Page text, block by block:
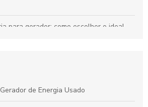
para gerador: como escolher o ideal
Preço: Descubra O Que Influencia os
de Energia Usado